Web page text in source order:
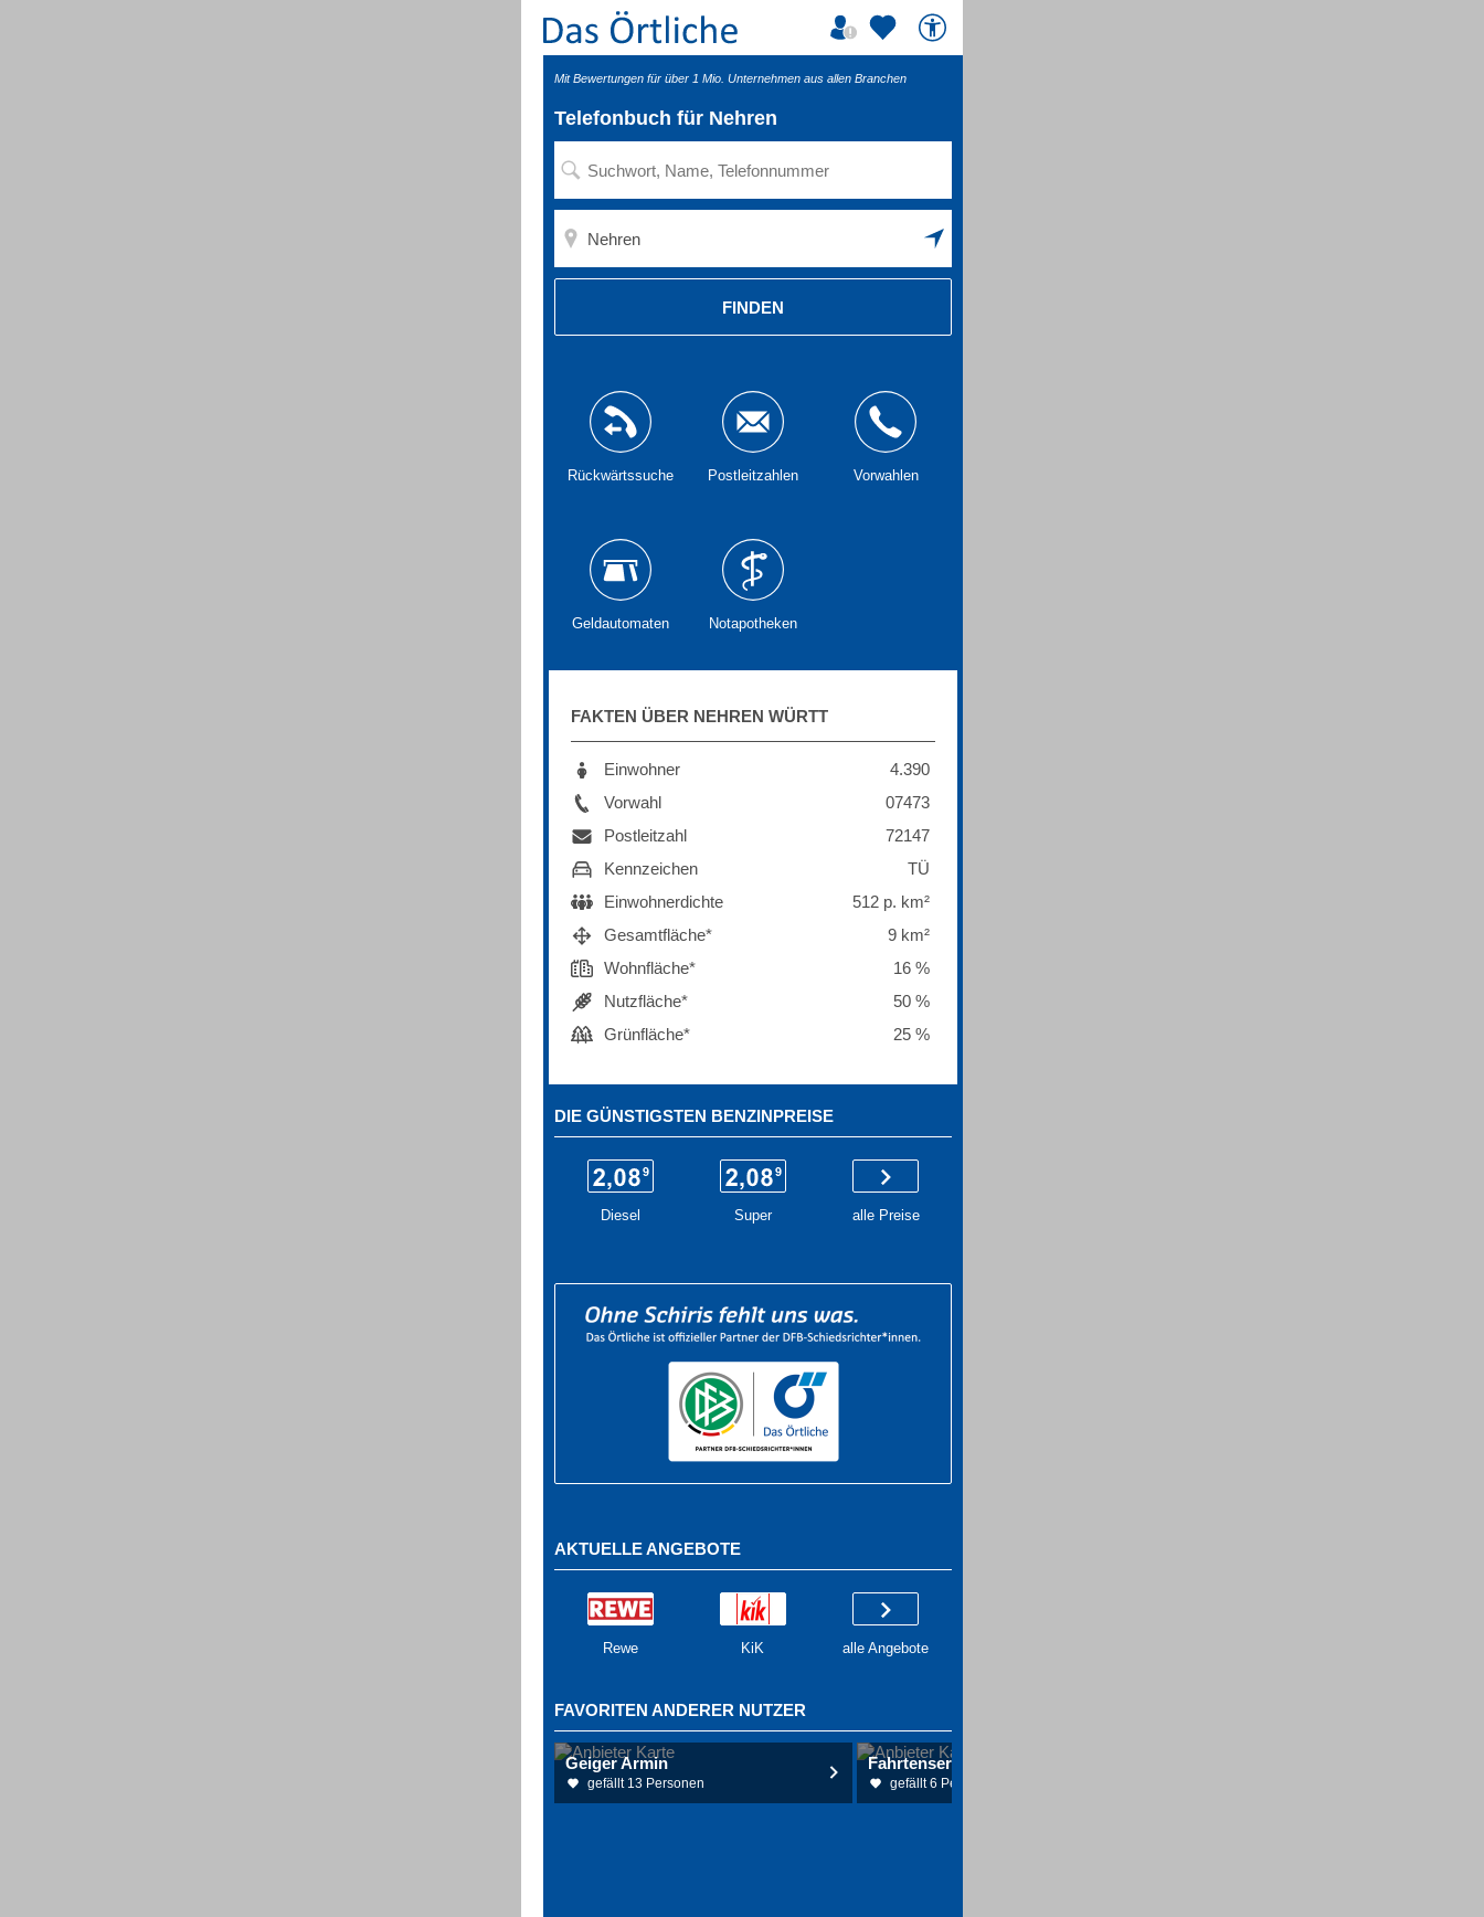
Mit Bewertungen für über 1 Mio. Unternehmen aus allen Branchen
Telefonbuch für Nehren
FINDEN
Rückwärtssuche Postleitzahlen Vorwahlen
Geldautomaten Notapotheken
FAKTEN ÜBER NEHREN WÜRTT
Einwohner
4.390
Vorwahl
07473
Postleitzahl
72147
Kennzeichen
TÜ
Einwohnerdichte
512 p. km²
Gesamtfläche*
9 km²
Wohnfläche*
16 %
Nutzfläche*
50 %
Grünfläche*
25 %
DIE GÜNSTIGSTEN BENZINPREISE
Diesel Super alle Preise
AKTUELLE ANGEBOTE
Rewe KiK alle Angebote
FAVORITEN ANDERER NUTZER
Geiger Armin
gefällt 13 Personen
Fahrtenservice Taxi Knoll
gefällt 6 Personen